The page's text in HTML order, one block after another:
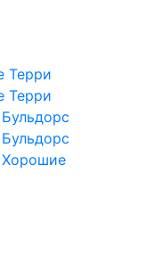
Терри
Терри
Хорошие